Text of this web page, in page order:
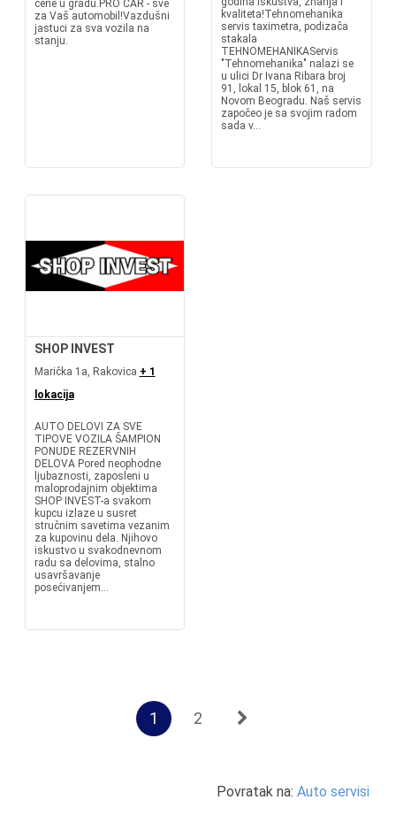
cene u gradu.PRO CAR - sve
za Vaš automobil!Vazdušni
jastuci za sva vozila na
stanju.
kvaliteta!Tehnomehanika
servis taximetra, podizača
stakala
TEHNOMEHANIKAServis
"Tehnomehanika" nalazi se
u ulici Dr Ivana Ribara broj
91, lokal 15, blok 61, na
Novom Beogradu. Naš servis
započeo je sa svojim radom
sada v...
SHOP INVEST
Marička 1a, Rakovica + 1
lokacija
AUTO DELOVI ZA SVE
TIPOVE VOZILA ŠAMPION
PONUDE REZERVNIH
DELOVA Pored neophodne
ljubaznosti, zaposleni u
maloprodajnim objektima
SHOP INVEST-a svakom
kupcu izlaze u susret
stručnim savetima vezanim
za kupovinu dela. Njihovo
iskustvo u svakodnevnom
radu sa delovima, stalno
usavršavanje
posećivanjem...
1 2
Povratak na: Auto servisi